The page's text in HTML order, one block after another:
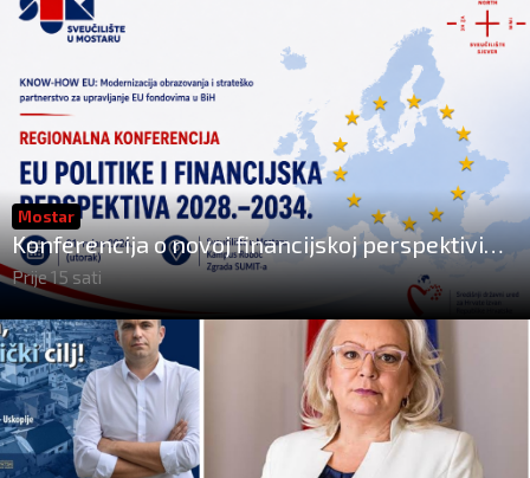
Mostar
Konferencija o novoj financijskoj perspektivi
Europske unije 2028.–2034.
Prije 15 sati